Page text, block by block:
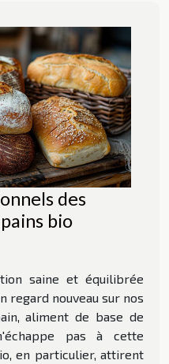
des
bio
saine et équilibrée
regard nouveau sur nos
aliment de base de
pas à cette
en particulier, attirent